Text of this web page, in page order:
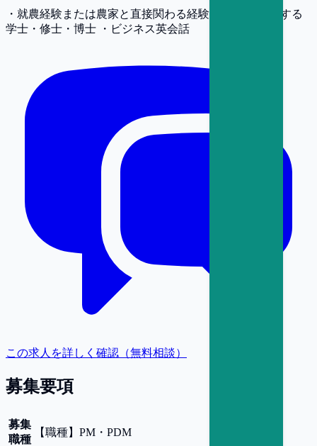
・就農経験または農家と直接関わる経験 ・農学に関連する
学士・修士・博士 ・ビジネス英会話
この求人を詳しく確認（無料相談）
募集要項
募集
職種
【職種】 PM・PDM